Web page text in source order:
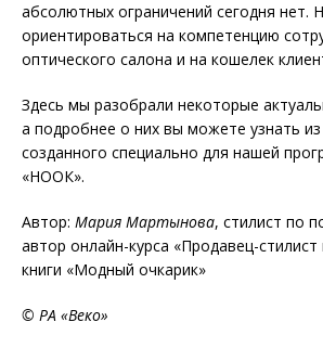
абсолютных ограничений сегодня нет.
ориентироваться на компетенцию
оптического салона и на кошелек
Здесь мы разобрали некоторые
а подробнее о них вы можете узнать из
созданного специально для нашей
«НООК».
Автор: Мария Мартынова, стилист по
автор онлайн-курса «Продавец-
книги «Модный очкарик»
© РА «Веко»